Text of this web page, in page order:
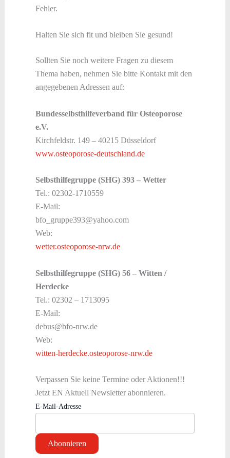
Fehler.
Halten Sie sich fit und bleiben Sie gesund!
Sollten Sie noch weitere Fragen zu diesem
Thema haben, nehmen Sie bitte Kontakt mit den
angegebenen Adressen auf:
Bundesselbsthilfeverband für Osteoporose
e.V.
Kirchfeldstr. 149 – 40215 Düsseldorf
www.osteoporose-deutschland.de
Selbsthilfegruppe (SHG) 393 – Wetter
Tel.: 02302-1710559
E-Mail:
bfo_gruppe393@yahoo.com
Web:
wetter.osteoporose-nrw.de
Selbsthilfegruppe (SHG) 56 – Witten /
Herdecke
Tel.: 02302 – 1713095
E-Mail:
debus@bfo-nrw.de
Web:
witten-herdecke.osteoporose-nrw.de
Verpassen Sie keine Termine oder Aktionen!!!
Jetzt EN Aktuell Newsletter abonnieren.
E-Mail-Adresse